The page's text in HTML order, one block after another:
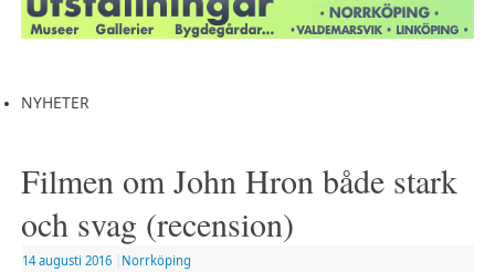
NYHETER
Filmen om John Hron både stark
och svag (recension)
14 augusti 2016 Norrköping